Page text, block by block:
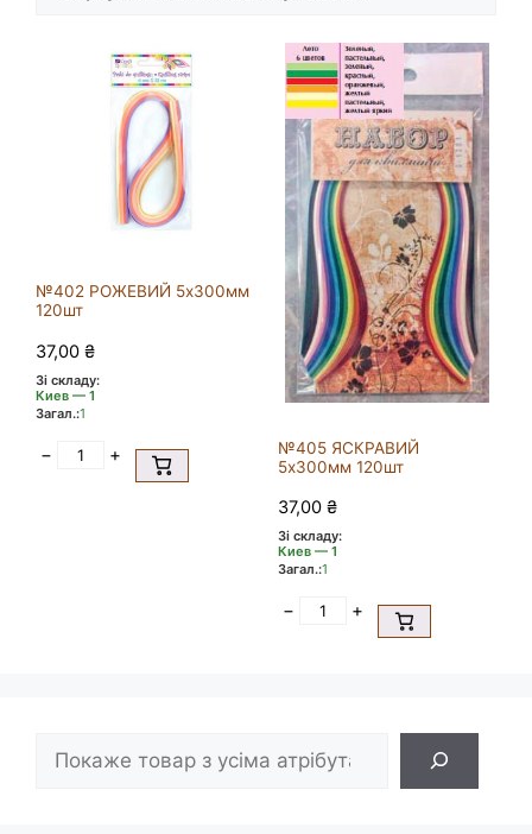
№402 РОЖЕВИЙ 5х300мм
120шт
37,00 ₴
Зі складу:
Киев — 1
Загал.:1
− +
№405 ЯСКРАВИЙ
5х300мм 120шт
37,00 ₴
Зі складу:
Киев — 1
Загал.:1
− +